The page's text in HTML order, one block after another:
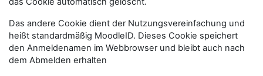
Das andere Cookie dient der Nutzungsvereinfachung und
heißt standardmäßig MoodleID. Dieses Cookie speichert
den Anmeldenamen im Webbrowser und bleibt auch nach
dem Abmelden erhalten